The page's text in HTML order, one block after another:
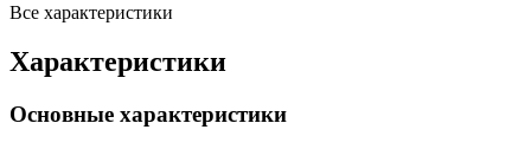
Все характеристики
Характеристики
Основные характеристики